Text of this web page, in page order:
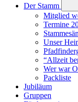
Der Stamm
Mitglied
Termine
Unser
“Allzeit
Wer war
Packliste
Jubiläum
Gruppen